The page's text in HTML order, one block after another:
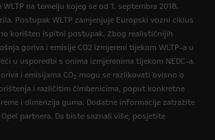
na temelju kojeg se od 1. septembra 2018.
Postupak WLTP zamjenjuje Europski vozni ciklus
korišten ispitni postupak. Zbog realističnijih
goriva i emisije CO2 izmjereni tijekom WLTP-a u
u usporedbi s onima izmjerenima tijekom NEDC-a.
i emisijama CO2 mogu se razlikovati ovisno o
i različitim čimbenicima, poput konkretne
i dimenzija guma. Dodatne informacije zatražite
partnera. Da biste saznali više, posjetite